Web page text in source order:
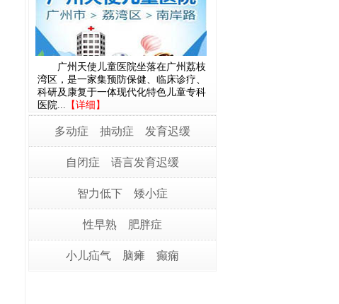
广州天使儿童医院坐落在广州荔枝
湾区，是一家集预防保健、临床诊疗、
科研及康复于一体现代化特色儿童专科
医院... 【详细】
多动症 抽动症 发育迟缓
自闭症 语言发育迟缓
智力低下 矮小症
性早熟 肥胖症
小儿疝气 脑瘫 癫痫